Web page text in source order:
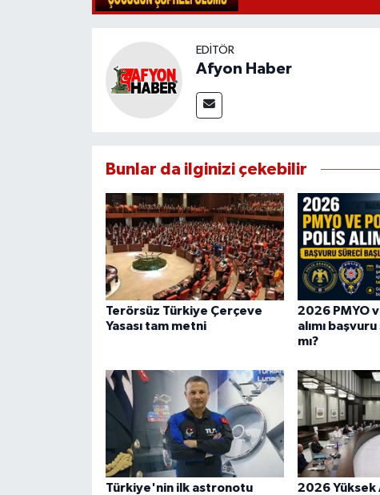
EDITÖR
Afyon Haber
Bunlar da ilginizi çekebilir
Terörsüz Türkiye Çerçeve
Yasası tam metni
2026 PMYO
alımı
mı?
Türkiye'nin ilk astronotu
2026 Yüksek